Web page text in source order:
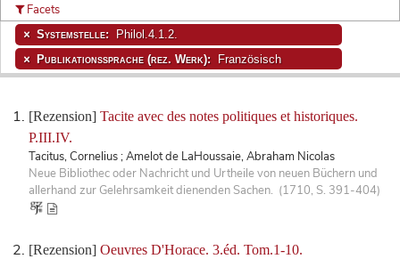
[Rezension] Tacite avec des notes politiques et historiques.
P.III.IV.
Tacitus, Cornelius ; Amelot de LaHoussaie, Abraham Nicolas
Neue Bibliothec oder Nachricht und Urtheile von neuen Büchern und
allerhand zur Gelehrsamkeit dienenden Sachen. (1710, S. 391-404)
[Rezension] Oeuvres D'Horace. 3.éd. Tom.1-10.
Facets
Systemstelle: Philol.4.1.2.
Publikationssprache (rez. Werk): Französisch